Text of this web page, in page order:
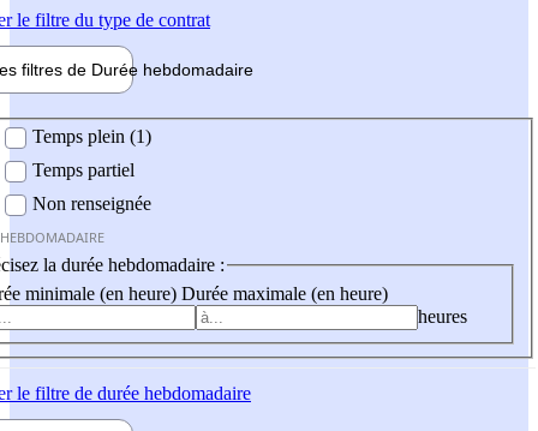
le filtre du type de contrat
filtres de Durée hebdomadaire
Temps plein (1)
Temps partiel
Non renseignée
la durée hebdomadaire :
minimale (en heure) Durée maximale (en heure)
heures
le filtre de durée hebdomadaire